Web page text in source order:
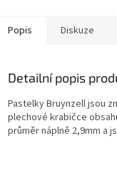
Popis Diskuze
Detailní popis
Pastelky Bruynzell jsou
plechové krabičce
průměr náplně 2,9mm a